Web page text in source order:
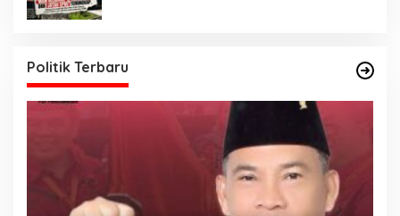
Politik Terbaru